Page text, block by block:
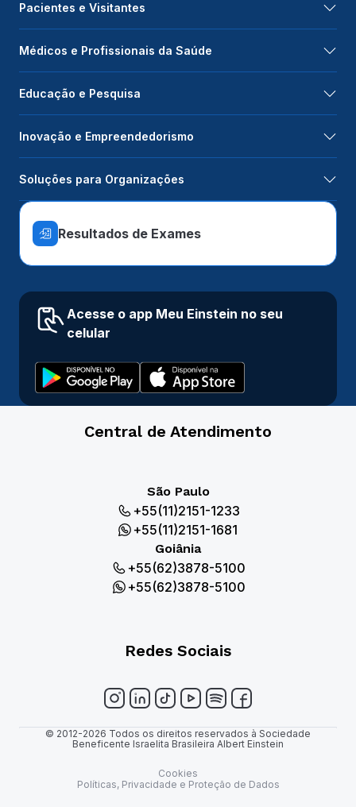
Pacientes e Visitantes
Médicos e Profissionais da Saúde
Educação e Pesquisa
Inovação e Empreendedorismo
Soluções para Organizações
Resultados de Exames
Acesse o app Meu Einstein no seu
celular
Central de Atendimento
São Paulo
+55(11)2151-1233
+55(11)2151-1681
Goiânia
+55(62)3878-5100
+55(62)3878-5100
Redes Sociais
© 2012-2026 Todos os direitos reservados à Sociedade
Beneficente Israelita Brasileira Albert Einstein
Cookies
Políticas, Privacidade e Proteção de Dados